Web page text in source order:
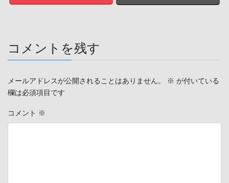
コメントを残す
メールアドレスが公開されることはありません。 ※ が付いている
欄は必須項目です
コメント ※